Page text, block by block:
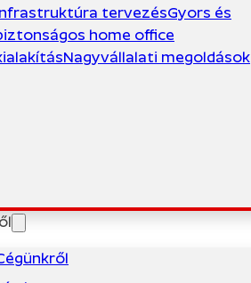
tervezésGyors és
home office
Nagyvállalati megoldások